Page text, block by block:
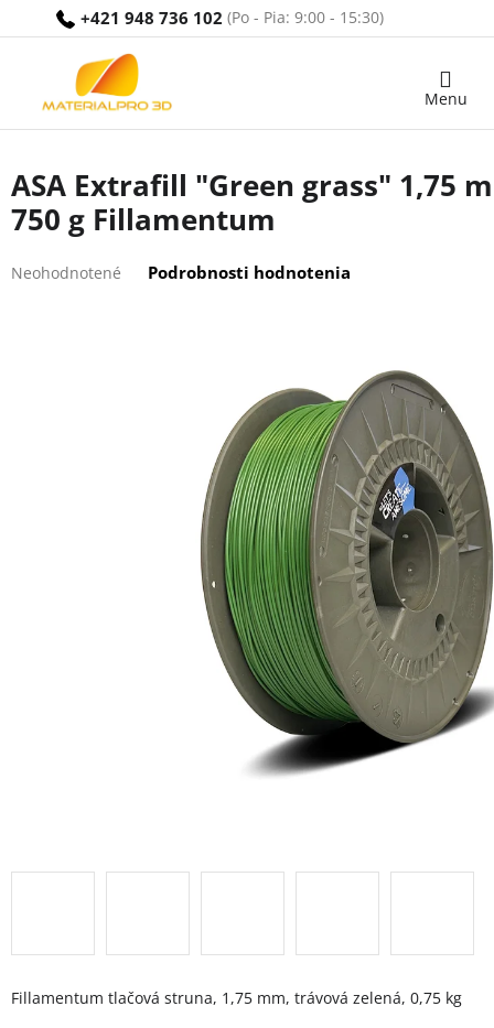
+421 948 736 102
Nákupný
ASA Extrafill "Green grass" 1,75
750 g Fillamentum
hodnotenie
Neohodnotené Podrobnosti hodnotenia
Fillamentum tlačová struna, 1,75 mm, trávová zelená, 0,75 kg